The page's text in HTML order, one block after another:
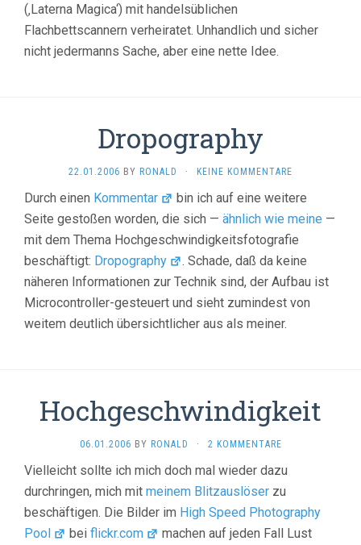
(‚Laterna Magica‘) mit handelsüblichen
Flachbettscannern verheiratet. Unhandlich und sicher
nicht jedermanns Sache, aber eine nette Idee.
Dropography
22.01.2006 BY RONALD · KEINE KOMMENTARE
Durch einen Kommentar
bin ich auf eine weitere
Seite gestoßen worden, die sich — ähnlich wie meine —
mit dem Thema Hochgeschwindigkeitsfotografie
beschäftigt: Dropography
. Schade, daß da keine
näheren Informationen zur Technik sind, der Aufbau ist
Microcontroller-gesteuert und sieht zumindest von
weitem deutlich übersichtlicher aus als meiner.
Hochgeschwindigkeit
06.01.2006 BY RONALD · 2 KOMMENTARE
Vielleicht sollte ich mich doch mal wieder dazu
durchringen, mich mit meinem Blitzauslöser zu
beschäftigen. Die Bilder im High Speed Photography
Pool
beiflickr.com
machen auf jeden Fall Lust